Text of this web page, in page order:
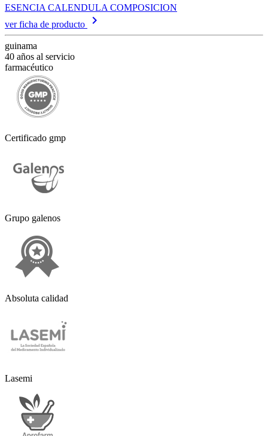
ESENCIA CALENDULA COMPOSICION
ver ficha de producto
keyboard_arrow_right
guinama
40 años al servicio
farmacéutico
Certificado gmp
Grupo galenos
Absoluta calidad
Lasemi